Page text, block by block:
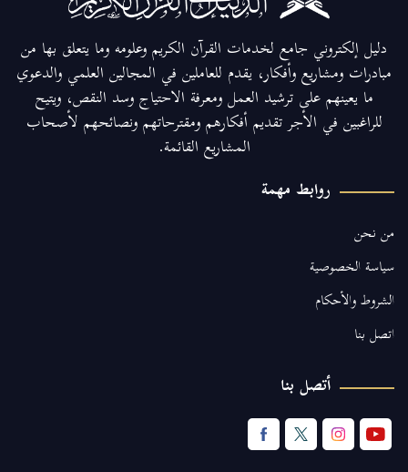
دليل إلكتروني جامع لخدمات القرآن الكريم وعلومه وما يتعلق بها من
مبادرات ومشاريع وأفكار، يقدم للعاملين في المجالين العلمي والدعوي
ما يعينهم على ترشيد العمل ومعرفة الاحتياج وسد النقص، ويتيح
للراغبين في الأجر تقديم أفكارهم ومقترحاتهم ونصائحهم لأصحاب
المشاريع القائمة.
روابط مهمة
من نحن
سياسة الخصوصية
الشروط والأحكام
اتصل بنا
أتصل بنا